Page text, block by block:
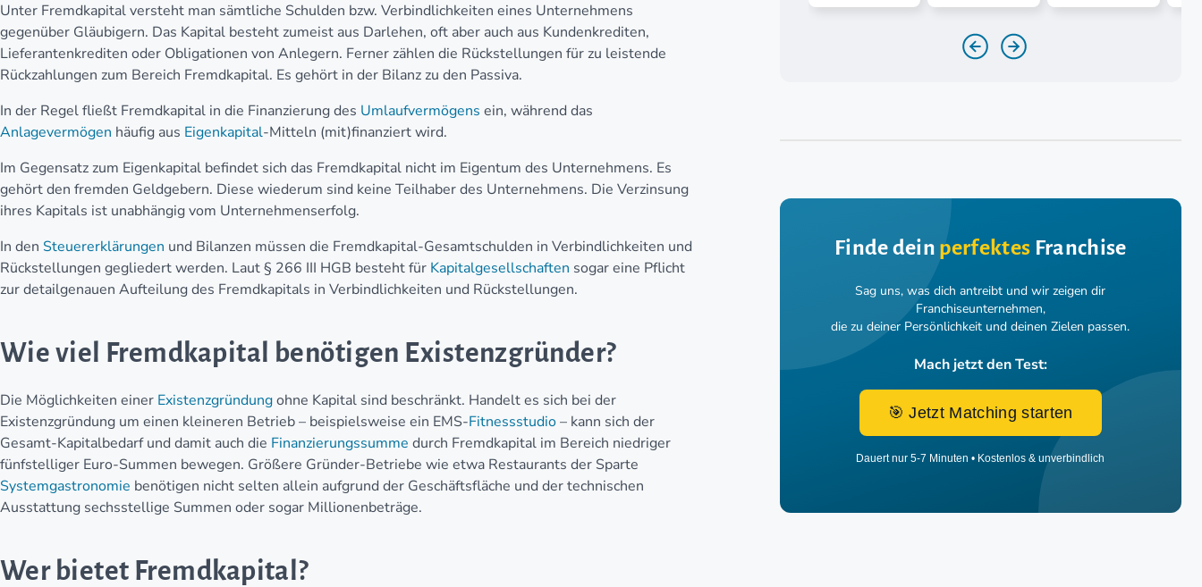
Unter Fremdkapital versteht man sämtliche Schulden bzw. Verbindlichkeiten eines Unternehmens
gegenüber Gläubigern. Das Kapital besteht zumeist aus Darlehen, oft aber auch aus Kundenkrediten,
Lieferantenkrediten oder Obligationen von Anlegern. Ferner zählen die Rückstellungen für zu leistende
Rückzahlungen zum Bereich Fremdkapital. Es gehört in der Bilanz zu den Passiva.
In der Regel fließt Fremdkapital in die Finanzierung des Umlaufvermögens ein, während das
Anlagevermögen häufig aus Eigenkapital-Mitteln (mit)finanziert wird.
Im Gegensatz zum Eigenkapital befindet sich das Fremdkapital nicht im Eigentum des Unternehmens. Es
gehört den fremden Geldgebern. Diese wiederum sind keine Teilhaber des Unternehmens. Die Verzinsung
ihres Kapitals ist unabhängig vom Unternehmenserfolg.
In den Steuererklärungen und Bilanzen müssen die Fremdkapital-Gesamtschulden in Verbindlichkeiten und
Rückstellungen gegliedert werden. Laut § 266 III HGB besteht für Kapitalgesellschaften sogar eine Pflicht
zur detailgenauen Aufteilung des Fremdkapitals in Verbindlichkeiten und Rückstellungen.
Wie viel Fremdkapital benötigen Existenzgründer?
Die Möglichkeiten einer Existenzgründungohne Kapital sind beschränkt. Handelt es sich bei der
Existenzgründung um einen kleineren Betrieb – beispielsweise ein EMS-Fitnessstudio– kann sich der
Gesamt-Kapitalbedarf und damit auch die Finanzierungssumme durch Fremdkapital im Bereich niedriger
fünfstelliger Euro-Summen bewegen. Größere Gründer-Betriebe wie etwa Restaurants der Sparte
Systemgastronomie benötigen nicht selten allein aufgrund der Geschäftsfläche und der technischen
Ausstattung sechsstellige Summen oder sogar Millionenbeträge.
Wer bietet Fremdkapital?
Finde dein perfektes Franchise
Sag uns, was dich antreibt und wir zeigen dir
Franchiseunternehmen,
die zu deiner Persönlichkeit und deinen Zielen passen.
Mach jetzt den Test:
🎯 Jetzt Matching starten
Dauert nur 5-7 Minuten • Kostenlos & unverbindlich